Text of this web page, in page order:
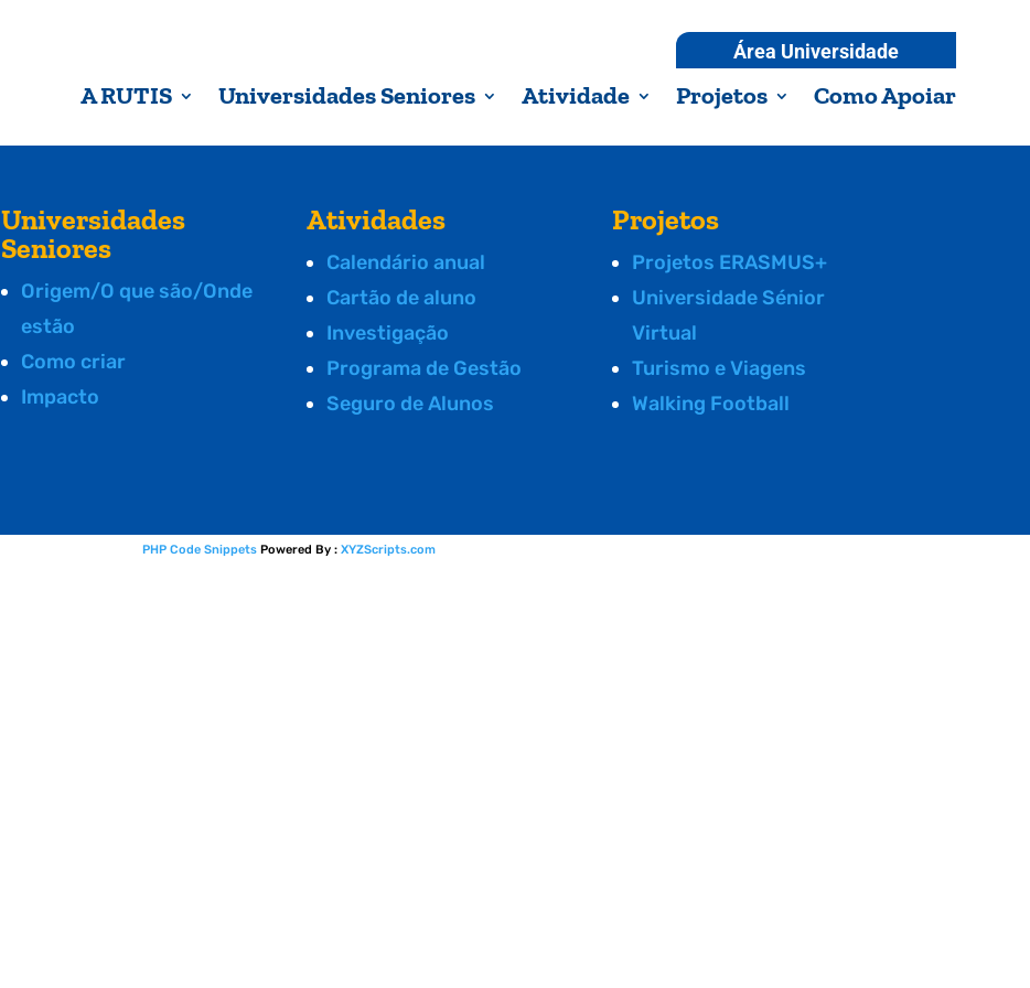
Área Universidade
A RUTIS Universidades Seniores Atividade Projetos Como Apoiar
Universidades
Seniores
Origem/O que são/Onde
estão
Como criar
Impacto
Atividades
Calendário anual
Cartão de aluno
Investigação
Programa de Gestão
Seguro de Alunos
Projetos
Projetos ERASMUS+
Universidade Sénior
Virtual
Turismo e Viagens
Walking Football
PHP Code Snippets Powered By : XYZScripts.com